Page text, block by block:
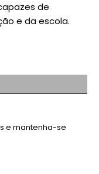
de
e da escola.
e mantenha-se